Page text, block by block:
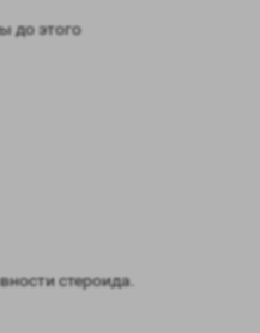
до этого
стероида.